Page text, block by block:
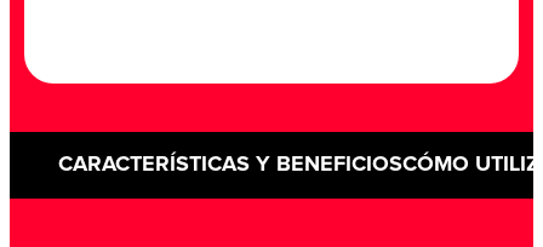
CARACTERÍSTICAS Y BENEFICIOSCÓMO